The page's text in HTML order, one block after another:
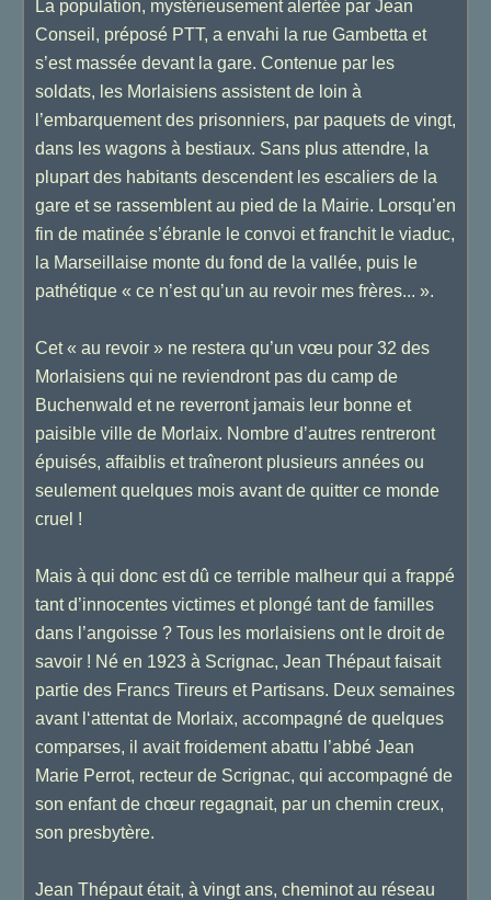
La population, mystérieusement alertée par Jean
Conseil, préposé PTT, a envahi la rue Gambetta et
s’est massée devant la gare. Contenue par les
soldats, les Morlaisiens assistent de loin à
l’embarquement des prisonniers, par paquets de vingt,
dans les wagons à bestiaux. Sans plus attendre, la
plupart des habitants descendent les escaliers de la
gare et se rassemblent au pied de la Mairie. Lorsqu’en
fin de matinée s’ébranle le convoi et franchit le viaduc,
la Marseillaise monte du fond de la vallée, puis le
pathétique « ce n’est qu’un au revoir mes frères... ».
Cet « au revoir » ne restera qu’un vœu pour 32 des
Morlaisiens qui ne reviendront pas du camp de
Buchenwald et ne reverront jamais leur bonne et
paisible ville de Morlaix. Nombre d’autres rentreront
épuisés, affaiblis et traîneront plusieurs années ou
seulement quelques mois avant de quitter ce monde
cruel !
Mais à qui donc est dû ce terrible malheur qui a frappé
tant d’innocentes victimes et plongé tant de familles
dans l’angoisse ? Tous les morlaisiens ont le droit de
savoir ! Né en 1923 à Scrignac, Jean Thépaut faisait
partie des Francs Tireurs et Partisans. Deux semaines
avant l‘attentat de Morlaix, accompagné de quelques
comparses, il avait froidement abattu l’abbé Jean
Marie Perrot, recteur de Scrignac, qui accompagné de
son enfant de chœur regagnait, par un chemin creux,
son presbytère.
Jean Thépaut était, à vingt ans, cheminot au réseau